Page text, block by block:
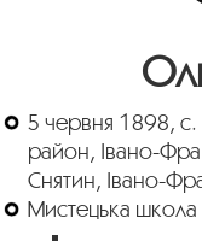
5 червня 1898, с.
район, Івано-
Снятин, Івано-
Мистецька